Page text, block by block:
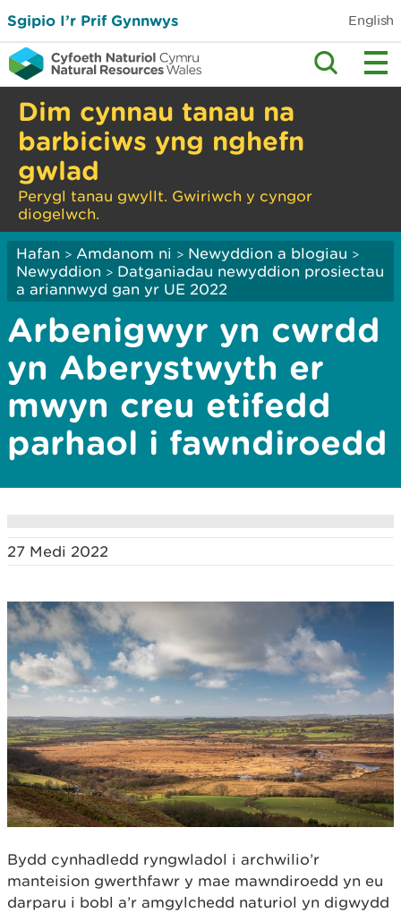
Sgipio I’r Prif Gynnwys English
Dim cynnau tanau na
barbiciws yng nghefn
gwlad
Perygl tanau gwyllt. Gwiriwch y cyngor
diogelwch.
Hafan > Amdanom ni > Newyddion a blogiau >
Newyddion > Datganiadau newyddion prosiectau
a ariannwyd gan yr UE 2022
Arbenigwyr yn cwrdd
yn Aberystwyth er
mwyn creu etifedd
parhaol i fawndiroedd
27 Medi 2022
Bydd cynhadledd ryngwladol i archwilio’r
manteision gwerthfawr y mae mawndiroedd yn eu
darparu i bobl a’r amgylchedd naturiol yn digwydd